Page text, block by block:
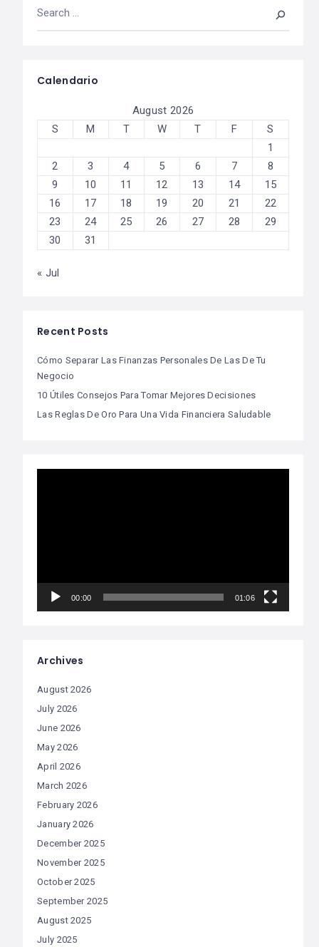
Calendario
August 2026
S
M T W T F
S
1
2
3 4 5 6 7
8
9
10 11 12 13 14
15
16
17 18 19 20 21
22
23
24 25 26 27 28
29
30
31
« Jul
Recent Posts
Cómo Separar Las Finanzas Personales De Las De Tu
Negocio
10 Útiles Consejos Para Tomar Mejores Decisiones
Las Reglas De Oro Para Una Vida Financiera Saludable
00:00 01:06
Archives
August 2026
July 2026
June 2026
May 2026
April 2026
March 2026
February 2026
January 2026
December 2025
November 2025
October 2025
September 2025
August 2025
July 2025